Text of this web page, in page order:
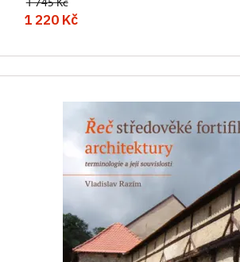
1 220 Kč